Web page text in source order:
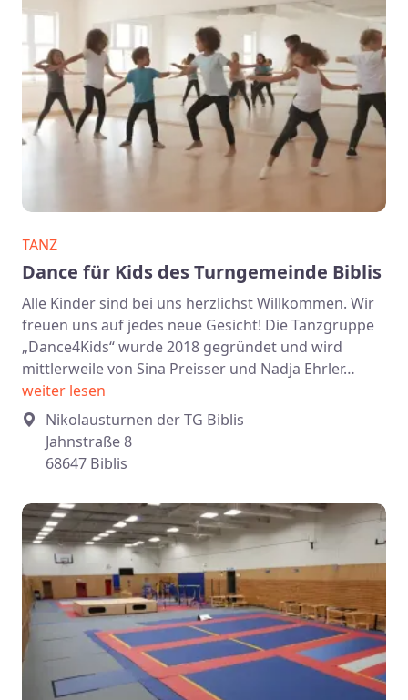
TANZ
Dance für Kids des Turngemeinde Biblis
Alle Kinder sind bei uns herzlichst Willkommen. Wir
freuen uns auf jedes neue Gesicht! Die Tanzgruppe
„Dance4Kids“ wurde 2018 gegründet und wird
mittlerweile von Sina Preisser und Nadja Ehrler…
weiter lesen
Nikolausturnen der TG Biblis
Jahnstraße 8
68647 Biblis